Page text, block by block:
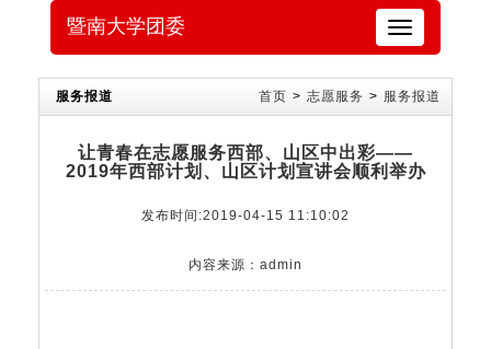
切
换
航
暨南大学团委
服务报道 首页 > 志愿服务 > 服务报道
让青春在志愿服务西部、山区中出彩——
2019年西部计划、山区计划宣讲会顺利举办
发布时间:2019-04-15 11:10:02
内容来源：admin